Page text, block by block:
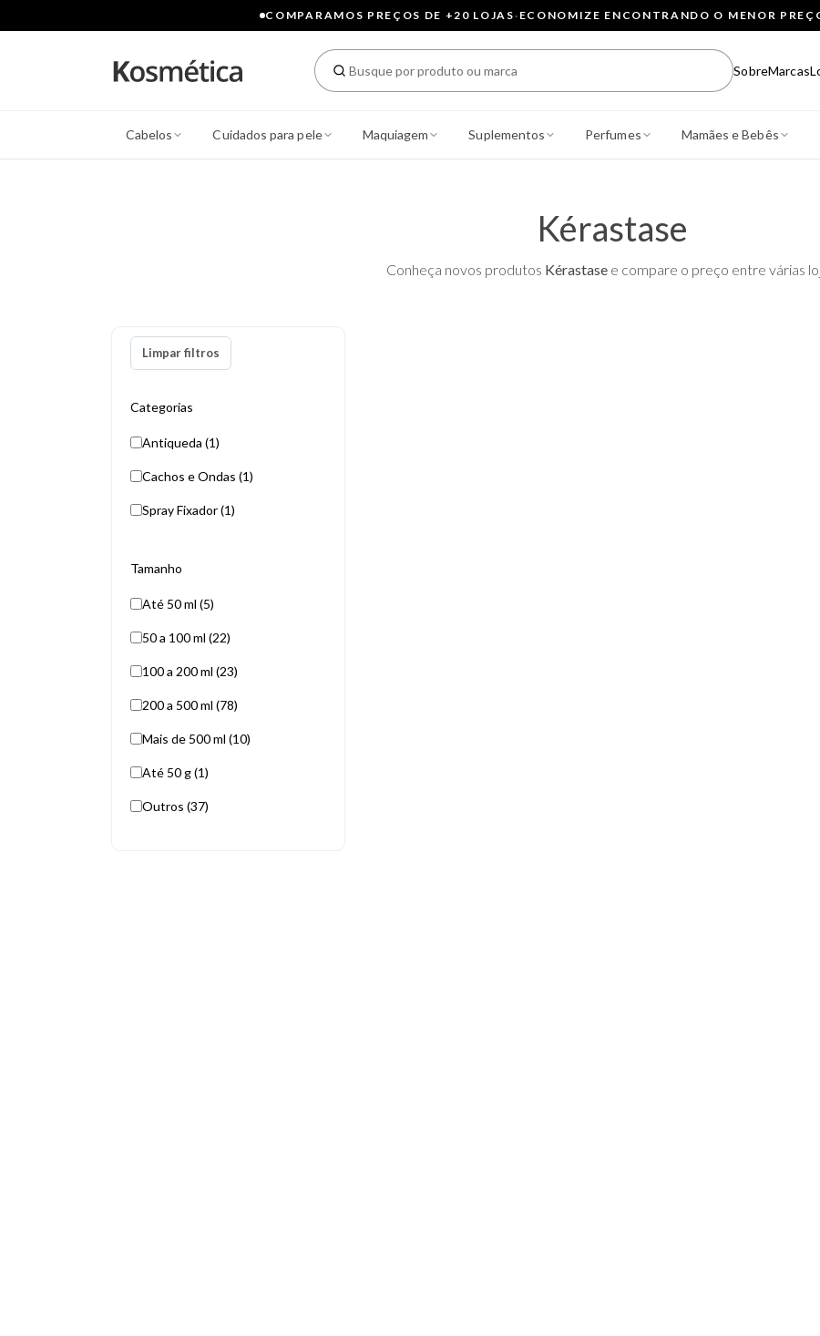
COMPARAMOS PREÇOS DE +20 LOJAS· ECONOMIZE ENCONTRANDO O MENOR
SobreMarcas
Cabelos Cuidados para pele Maquiagem Suplementos Perfumes Mamães e Bebês
Kérastase
Conheça novos produtos Kérastase e compare o preço entre várias
Limpar filtros
Categorias
Antiqueda (1)
Cachos e Ondas (1)
Spray Fixador (1)
Tamanho
Até 50 ml (5)
50 a 100 ml (22)
100 a 200 ml (23)
200 a 500 ml (78)
Mais de 500 ml (10)
Até 50 g (1)
Outros (37)